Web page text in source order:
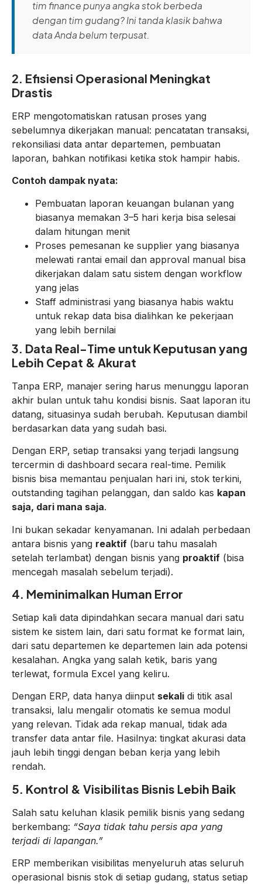
tim finance punya angka stok berbeda
dengan tim gudang? Ini tanda klasik bahwa
data Anda belum terpusat.
2. Efisiensi Operasional Meningkat
Drastis
ERP mengotomatiskan ratusan proses yang
sebelumnya dikerjakan manual: pencatatan transaksi,
rekonsiliasi data antar departemen, pembuatan
laporan, bahkan notifikasi ketika stok hampir habis.
Contoh dampak nyata:
Pembuatan laporan keuangan bulanan yang
biasanya memakan 3–5 hari kerja bisa selesai
dalam hitungan menit
Proses pemesanan ke supplier yang biasanya
melewati rantai email dan approval manual bisa
dikerjakan dalam satu sistem dengan workflow
yang jelas
Staff administrasi yang biasanya habis waktu
untuk rekap data bisa dialihkan ke pekerjaan
yang lebih bernilai
3. Data Real-Time untuk Keputusan yang
Lebih Cepat & Akurat
Tanpa ERP, manajer sering harus menunggu laporan
akhir bulan untuk tahu kondisi bisnis. Saat laporan itu
datang, situasinya sudah berubah. Keputusan diambil
berdasarkan data yang sudah basi.
Dengan ERP, setiap transaksi yang terjadi langsung
tercermin di dashboard secara real-time. Pemilik
bisnis bisa memantau penjualan hari ini, stok terkini,
outstanding tagihan pelanggan, dan saldo kas kapan
saja, dari mana saja.
Ini bukan sekadar kenyamanan. Ini adalah perbedaan
antara bisnis yang reaktif (baru tahu masalah
setelah terlambat) dengan bisnis yang proaktif (bisa
mencegah masalah sebelum terjadi).
4. Meminimalkan Human Error
Setiap kali data dipindahkan secara manual dari satu
sistem ke sistem lain, dari satu format ke format lain,
dari satu departemen ke departemen lain ada potensi
kesalahan. Angka yang salah ketik, baris yang
terlewat, formula Excel yang keliru.
Dengan ERP, data hanya diinput sekali di titik asal
transaksi, lalu mengalir otomatis ke semua modul
yang relevan. Tidak ada rekap manual, tidak ada
transfer data antar file. Hasilnya: tingkat akurasi data
jauh lebih tinggi dengan beban kerja yang lebih
rendah.
5. Kontrol & Visibilitas Bisnis Lebih Baik
Salah satu keluhan klasik pemilik bisnis yang sedang
berkembang: “Saya tidak tahu persis apa yang
terjadi di lapangan.”
ERP memberikan visibilitas menyeluruh atas seluruh
operasional bisnis stok di setiap gudang, status setiap